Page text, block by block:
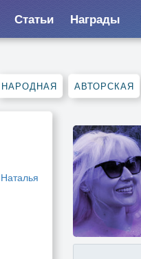
Статьи Награды
НАРОДНАЯ АВТОРСКАЯ